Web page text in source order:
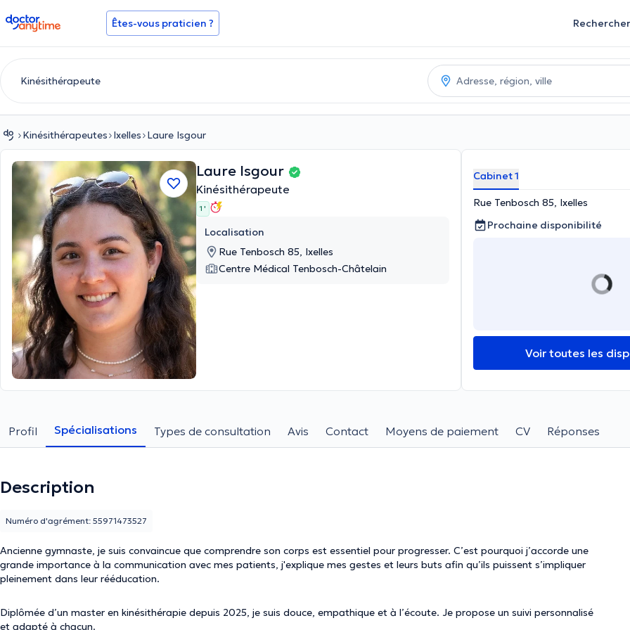
doctoranytime Êtes-vous praticien ? Rechercher
Kinésithérapeutes Ixelles Laure Isgour
Laure Isgour
Kinésithérapeute
1 '
Localisation
Rue Tenbosch 85, Ixelles
Centre Médical Tenbosch-Châtelain
Cabinet 1
Rue Tenbosch 85, Ixelles
Prochaine disponibilité
Voir toutes les
Profil Spécialisations Types de consultation Avis Contact Moyens de paiement CV Réponses
Description
Ancienne gymnaste, je suis convaincue que comprendre son corps est essentiel pour progresser. C’est pourquoi j’accorde une
grande importance à la communication avec mes patients, j'explique mes gestes et leurs buts afin qu’ils puissent s’impliquer
pleinement dans leur rééducation.
Diplômée d’un master en kinésithérapie depuis 2025, je suis douce, empathique et à l’écoute. Je propose un suivi personnalisé
et adapté à chacun.
Numéro d'agrément: 55971473527